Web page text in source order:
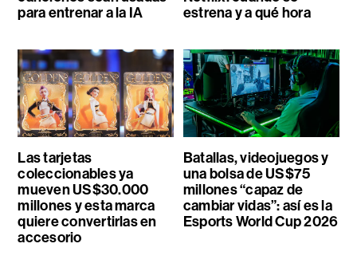
para entrenar a la IA
estrena y a qué hora
Las tarjetas
coleccionables ya
mueven US$30.000
millones y esta marca
quiere convertirlas en
accesorio
Batallas, videojuegos y
una bolsa de US$75
millones “capaz de
cambiar vidas”: así es la
Esports World Cup 2026